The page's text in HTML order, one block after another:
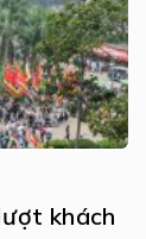
khách